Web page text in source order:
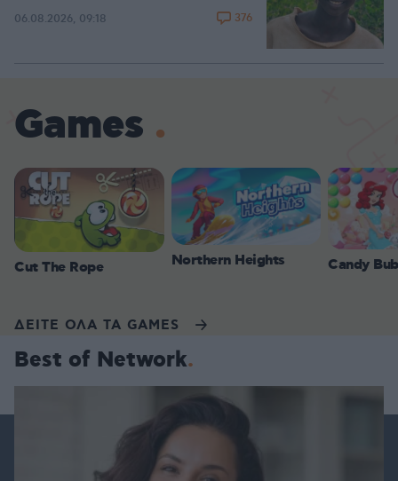
06.08.2026, 09:18 376
Games
Cut The Rope Northern Heights Candy
ΔΕΙΤΕ ΟΛΑ ΤΑ GAMES
Best of Network